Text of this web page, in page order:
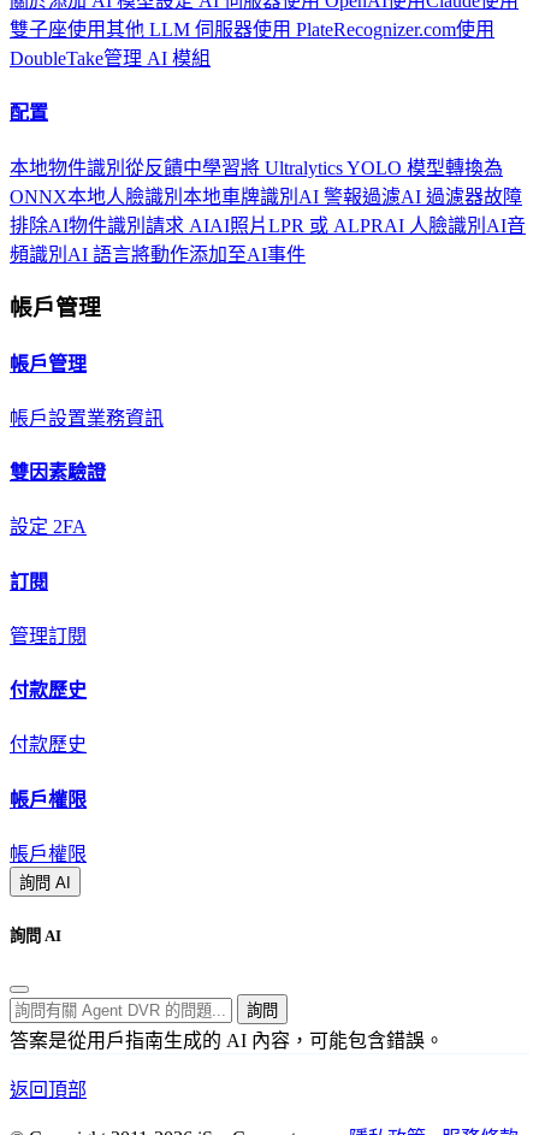
雙子座使用其他 LLM 伺服器使用 PlateRecognizer.com使用
DoubleTake管理 AI 模組
配置
本地物件識別 從反饋中學習將 Ultralytics YOLO 模型轉換為
ONNX本地人臉識別 本地車牌識別 AI 警報過濾AI 過濾器故障
排除AI物件識別 請求 AIAI照片LPR 或 ALPRAI 人臉識別 AI音
頻識別 AI 語言將動作添加至AI事件
帳戶管理
帳戶管理
帳戶設置業務資訊
雙因素驗證
設定 2FA
訂閱
管理訂閱
付款歷史
付款歷史
帳戶權限
帳戶權限
詢問 AI
詢問 AI
詢問
答案是從用戶指南生成的 AI 內容，可能包含錯誤。
返回頂部